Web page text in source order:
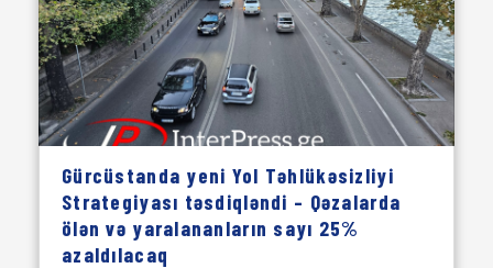
Gürcüstanda yeni Yol Təhlükəsizliyi
Strategiyası təsdiqləndi – Qəzalarda
ölən və yaralananların sayı 25%
azaldılacaq